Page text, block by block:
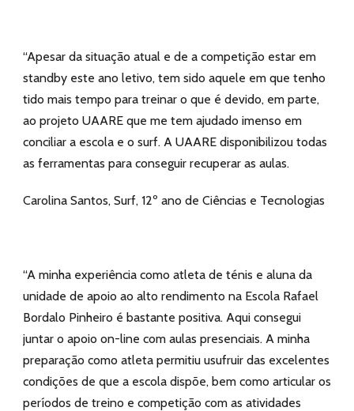
“Apesar da situação atual e de a competição estar em
standby este ano letivo, tem sido aquele em que tenho
tido mais tempo para treinar o que é devido, em parte,
ao projeto UAARE que me tem ajudado imenso em
conciliar a escola e o surf. A UAARE disponibilizou todas
as ferramentas para conseguir recuperar as aulas.
Carolina Santos, Surf, 12º ano de Ciências e Tecnologias
“A minha experiência como atleta de ténis e aluna da
unidade de apoio ao alto rendimento na Escola Rafael
Bordalo Pinheiro é bastante positiva. Aqui consegui
juntar o apoio on-line com aulas presenciais. A minha
preparação como atleta permitiu usufruir das excelentes
condições de que a escola dispõe, bem como articular os
períodos de treino e competição com as atividades